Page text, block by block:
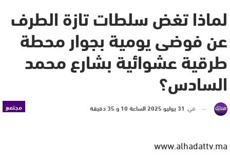
لماذا تغض سلطات تازة الطرف
عن فوضى يومية بجوار محطة
طرقية عشوائية بشارع محمد
السادس؟
مجتمع في 31 يوليو 2025 الساعة 10 و 35 دقيقة
www.alhadattv.ma